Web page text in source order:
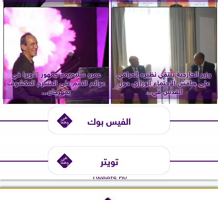
وزير الخارجية يلتقي نظيره العراقي
على هامش الاجتماع الوزاري حول
القدس في...
عمرو سليم مع جمهور الأوبرا في
عوالم النغم على المسرح المكشوف
بمهرجان...
الفيس بوك
تويتر
Tweets by